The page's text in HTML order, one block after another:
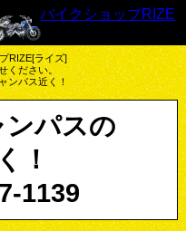
RIZE[ライズ]
ください。
ンパス近く！
バイクショップRIZE
ンパスの
！
1139